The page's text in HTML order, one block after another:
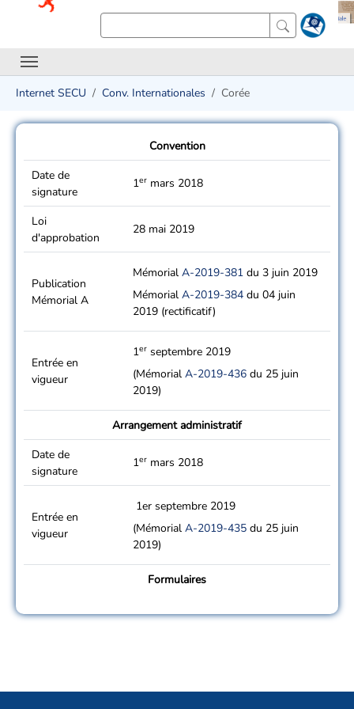
Internet SECU Conv. Internationales Corée
Convention
Date de
signature
1er mars 2018
Loi
d'approbation
28 mai 2019
Publication
Mémorial A
Mémorial A-2019-381 du 3 juin 2019
Mémorial A-2019-384 du 04 juin
2019 (rectificatif)
Entrée en
vigueur
1er septembre 2019
(Mémorial A-2019-436 du 25 juin
2019)
Arrangement administratif
Date de
signature
1er mars 2018
Entrée en
vigueur
1er septembre 2019
(Mémorial A-2019-435 du 25 juin
2019)
Formulaires